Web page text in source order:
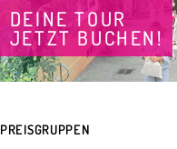
DEINE TOUR
JETZT BUCHEN!
PREISGRUPPEN